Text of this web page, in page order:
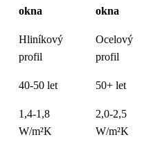
okna
okna
Hliníkový
profil
Ocelový
profil
40-50 let 50+ let
1,4-1,8
W/m²K
2,0-2,5
W/m²K